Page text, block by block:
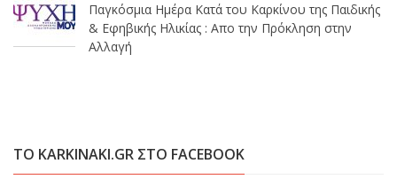
Παγκόσμια Ημέρα Κατά του Καρκίνου της Παιδικής
& Εφηβικής Ηλικίας : Απο την Πρόκληση στην
Αλλαγή
ΤΟ KARKINAKI.GR ΣΤΟ FACEBOOK